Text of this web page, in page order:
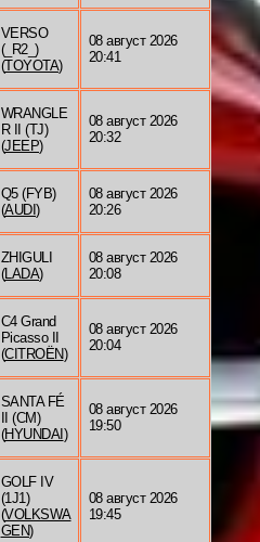
VERSO
(_R2_)
(TOYOTA)
08 август 2026
20:41
WRANGLE
R II (TJ)
(JEEP)
08 август 2026
20:32
Q5 (FYB)
(AUDI)
08 август 2026
20:26
ZHIGULI
(LADA)
08 август 2026
20:08
C4 Grand
Picasso II
(CITROËN)
08 август 2026
20:04
SANTA FÉ
II (CM)
(HYUNDAI)
08 август 2026
19:50
GOLF IV
(1J1)
(VOLKSWA
GEN)
08 август 2026
19:45